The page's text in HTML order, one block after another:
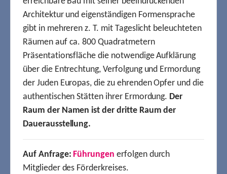
Architektur und eigenständigen Formensprache
gibt in mehreren z. T. mit Tageslicht beleuchteten
Räumen auf ca. 800 Quadratmetern
Präsentationsfläche die notwendige Aufklärung
über die Entrechtung, Verfolgung und Ermordung
der Juden Europas, die zu ehrenden Opfer und die
authentischen Stätten ihrer Ermordung. Der
Raum der Namen ist der dritte Raum der
Dauerausstellung.
Auf Anfrage: Führungen erfolgen durch
Mitglieder des Förderkreises.